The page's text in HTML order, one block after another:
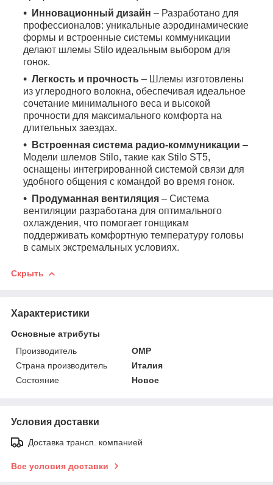
Инновационный дизайн – Разработано для
профессионалов: уникальные аэродинамические
формы и встроенные системы коммуникации
делают шлемы Stilo идеальным выбором для
гонок.
Легкость и прочность – Шлемы изготовлены
из углеродного волокна, обеспечивая идеальное
сочетание минимального веса и высокой
прочности для максимального комфорта на
длительных заездах.
Встроенная система радио-коммуникации –
Модели шлемов Stilo, такие как Stilo ST5,
оснащены интегрированной системой связи для
удобного общения с командой во время гонок.
Продуманная вентиляция – Система
вентиляции разработана для оптимального
охлаждения, что помогает гонщикам
поддерживать комфортную температуру головы
в самых экстремальных условиях.
Скрыть
Характеристики
Основные атрибуты
Производитель
OMP
Страна производитель
Италия
Состояние
Новое
Условия доставки
Доставка трансп. компанией
Все условия доставки